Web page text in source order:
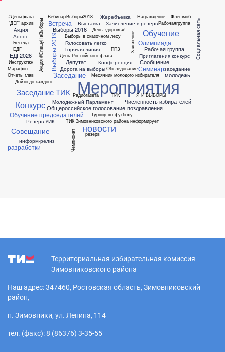
#Деньфлага
"ДЭГ"
Акция Акция #СпешуНаВыборы
Анонс
Беседа
Вебинар
Встреча
Выборы 2016
Выборы 2019 Выборы в сказочном лесу
Выборы2018
Выставка
Голосовать легко
Горячая линия
День Российского флага
День здоровья!
Депутат
Дойти до каждого
Дорога на выборы
ЕДГ
ЕДГ2026
Жеребъевка
Заседание
Заседание ТИК
Зачисление в резерв
Заявление
Инструктаж
Конкурс
Конференция
Марафон
Мероприятия
Месячник молодого избирателя
Молодежный Парламент
Награждение
Обследование
Обучение
Обучение председателей
Общероссийское голосование
Олимпиада
Отчеты глав
ППЗ
Приглагения
Рабочая группа
Рабочаягруппа
Радиогазета
Резерв УИК
Семинар
Совещание
Сообщение
Социальная сеть
ТИК
ТИК Зимовниковского района информирует
Турнир по футболу
Флешмоб
Чемпионат
Численность избирателей
Я И ВЫБОРЫ
архив
заседание
информ-релиз
конкурс
молодежь
новости
поздравления
разработки
резерв
Территориальная избирательная комиссия
Зимовниковского района
Наш адрес: 347460, Ростовская область, Зимовниковский
район,
п. Зимовники, ул. Ленина, 114
тел. (факс): 8 (86376) 3-35-55